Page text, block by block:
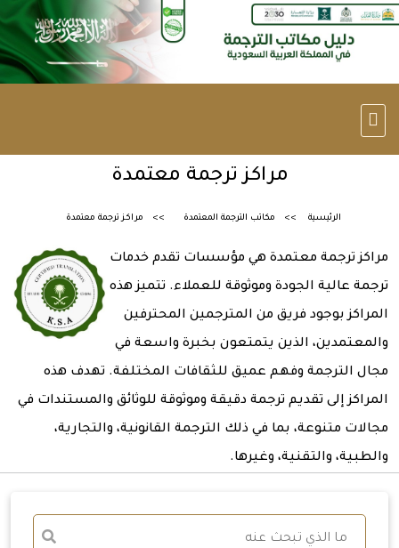
مراكز ترجمة معتمدة
الرئيسية مكاتب الترجمة المعتمدة مراكز ترجمة معتمدة
مراكز ترجمة معتمدة هي مؤسسات تقدم خدمات
ترجمة عالية الجودة وموثوقة للعملاء. تتميز هذه
المراكز بوجود فريق من المترجمين المحترفين
والمعتمدين، الذين يتمتعون بخبرة واسعة في
مجال الترجمة وفهم عميق للثقافات المختلفة. تهدف هذه
المراكز إلى تقديم ترجمة دقيقة وموثوقة للوثائق والمستندات في
مجالات متنوعة، بما في ذلك الترجمة القانونية، والتجارية،
والطبية، والتقنية، وغيرها.